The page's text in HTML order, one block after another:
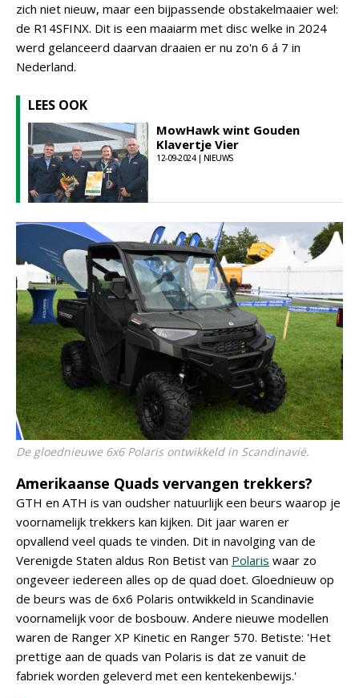
zich niet nieuw, maar een bijpassende obstakelmaaier wel:
de R14SFINX. Dit is een maaiarm met disc welke in 2024
werd gelanceerd daarvan draaien er nu zo'n 6 á 7 in
Nederland.
LEES OOK
MowHawk wint Gouden
Klavertje Vier
12-09-2024 | NIEUWS
De gloednieuwe 6x6 Polaris ontwikkeld in Scandinavië.
Amerikaanse Quads vervangen trekkers?
GTH en ATH is van oudsher natuurlijk een beurs waarop je
voornamelijk trekkers kan kijken. Dit jaar waren er
opvallend veel quads te vinden. Dit in navolging van de
Verenigde Staten aldus Ron Betist van Polaris waar zo
ongeveer iedereen alles op de quad doet. Gloednieuw op
de beurs was de 6x6 Polaris ontwikkeld in Scandinavie
voornamelijk voor de bosbouw. Andere nieuwe modellen
waren de Ranger XP Kinetic en Ranger 570. Betiste: 'Het
prettige aan de quads van Polaris is dat ze vanuit de
fabriek worden geleverd met een kentekenbewijs.'